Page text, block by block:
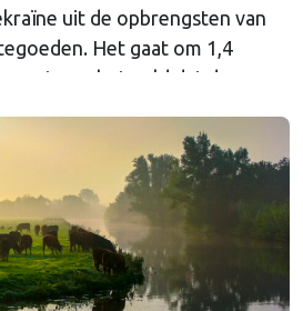
uit de opbrengsten van
Het gaat om 1,4
rente op het geld dat de
De EU bevroor dat geld na de
Continued